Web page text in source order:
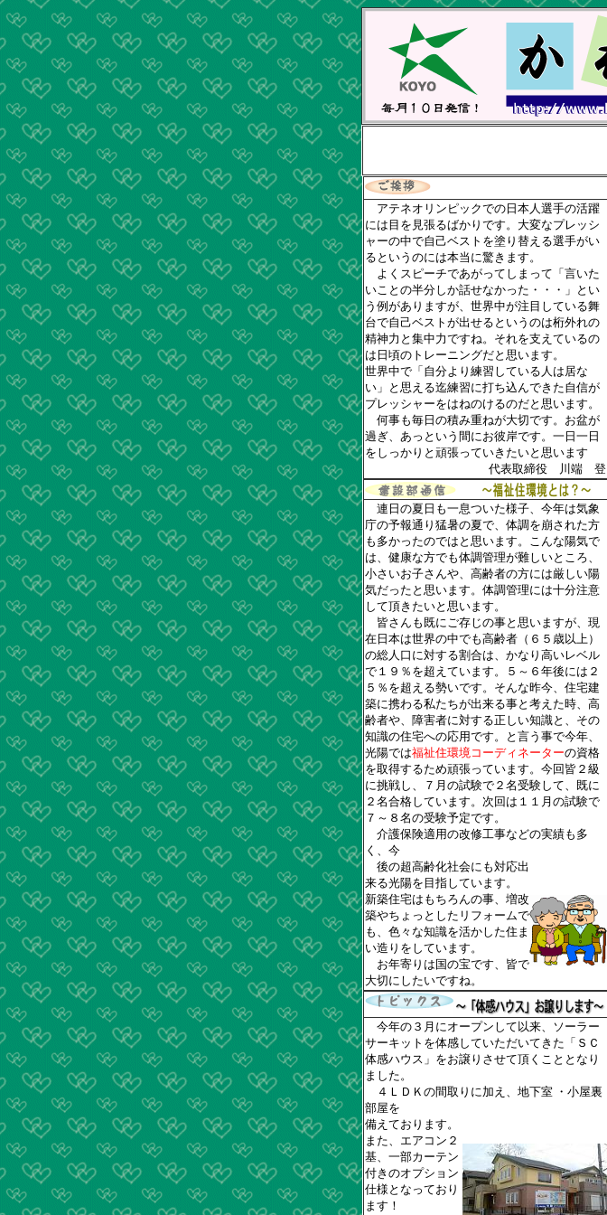
アテネオリンピックでの日本人選手の活躍
には目を見張るばかりです。大変なプレッシ
ャーの中で自己ベストを塗り替える選手がい
るというのには本当に驚きます。
よくスピーチであがってしまって「言いた
いことの半分しか話せなかった・・・」とい
う例がありますが、世界中が注目している舞
台で自己ベストが出せるというのは桁外れの
精神力と集中力ですね。それを支えているの
は日頃のトレーニングだと思います。
世界中で「自分より練習している人は居な
い」と思える迄練習に打ち込んできた自信が
プレッシャーをはねのけるのだと思います。
何事も毎日の積み重ねが大切です。お盆が
過ぎ、あっという間にお彼岸です。一日一日
をしっかりと頑張っていきたいと思います
代表取締役 川端 登
連日の夏日も一息ついた様子、今年は気象
庁の予報通り猛暑の夏で、体調を崩された方
も多かったのではと思います。こんな陽気で
は、健康な方でも体調管理が難しいところ、
小さいお子さんや、高齢者の方には厳しい陽
気だったと思います。体調管理には十分注意
して頂きたいと思います。
皆さんも既にご存じの事と思いますが、現
在日本は世界の中でも高齢者（６５歳以上）
の総人口に対する割合は、かなり高いレベル
で１９％を超えています。５～６年後には２
５％を超える勢いです。そんな昨今、住宅建
築に携わる私たちが出来る事と考えた時、高
齢者や、障害者に対する正しい知識と、その
知識の住宅への応用です。と言う事で今年、
光陽では福祉住環境コーディネーターの資格
を取得するため頑張っています。今回皆２級
に挑戦し、７月の試験で２名受験して、既に
２名合格しています。次回は１１月の試験で
７～８名の受験予定です。
介護保険適用の改修工事などの実績も多
く、今
後の超高齢化社会にも対応出
来る光陽を目指しています。
新築住宅はもちろんの事、増改
築やちょっとしたリフォームで
も、色々な知識を活かした住ま
い造りをしています。
お年寄りは国の宝です、皆で
大切にしたいですね。
今年の３月にオープンして以来、ソーラー
サーキットを体感していただいてきた「ＳＣ
体感ハウス」をお譲りさせて頂くこととなり
ました。
４ＬＤＫの間取りに加え、地下室 ・小屋裏
部屋を
備えております。
また、エアコン２
基、一部カーテン
付きのオプション
仕様となっており
ます！